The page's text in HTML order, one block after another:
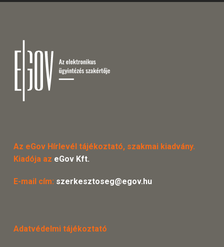
Az eGov Hírlevél tájékoztató, szakmai kiadvány.
Kiadója az eGov Kft.
E-mail cím: szerkesztoseg@egov.hu
Adatvédelmi tájékoztató